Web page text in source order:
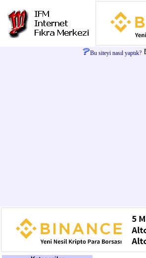
Bu siteyi nasıl yaptık?